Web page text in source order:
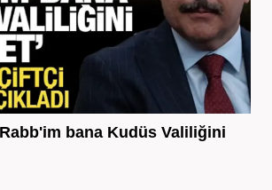
bana Kudüs Valiliğini